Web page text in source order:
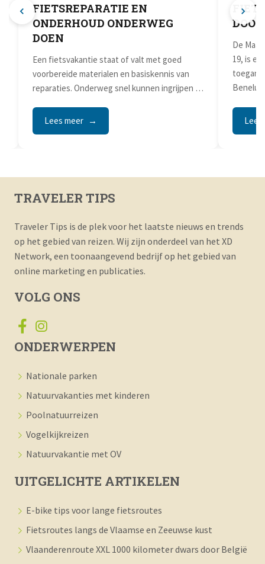
FIETSREPARATIE EN
ONDERHOUD ONDERWEG
DOEN
Een fietsvakantie staat of valt met goed
voorbereide materialen en basiskennis van
reparaties. Onderweg snel kunnen ingrijpen bij
Lees meer
De
19, is
Lees
TRAVELER TIPS
Traveler Tips is de plek voor het laatste nieuws en trends
op het gebied van reizen. Wij zijn onderdeel van het XD
Network, een toonaangevend bedrijf op het gebied van
online marketing en publicaties.
VOLG ONS
ONDERWERPEN
Nationale parken
Natuurvakanties met kinderen
Poolnatuurreizen
Vogelkijkreizen
Natuurvakantie met OV
UITGELICHTE ARTIKELEN
E-bike tips voor lange fietsroutes
Fietsroutes langs de Vlaamse en Zeeuwse kust
Vlaanderenroute XXL 1000 kilometer dwars door België